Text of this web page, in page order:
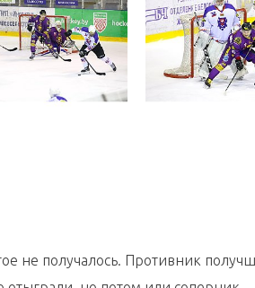
не получалось. Противник